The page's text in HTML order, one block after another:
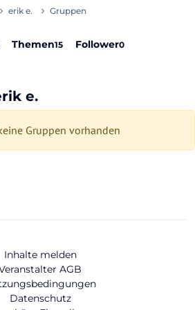
erik e. Gruppen
Themen15 Follower0
e.
Gruppen vorhanden
Inhalte melden
AGB
Datenschutz